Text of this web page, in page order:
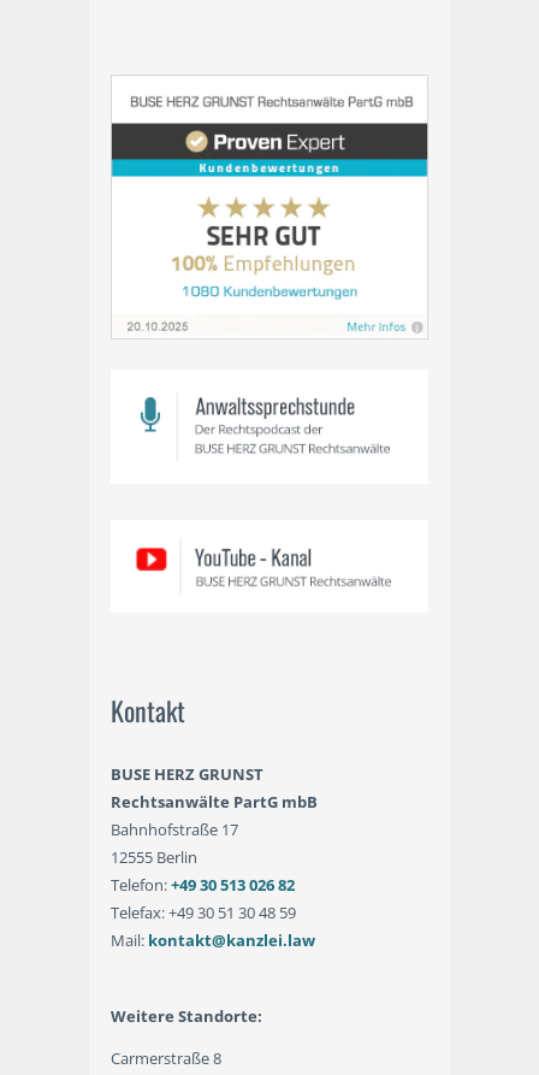
Kontakt
BUSE HERZ GRUNST
Rechtsanwälte PartG mbB
Bahnhofstraße 17
12555 Berlin
Telefon:+49 30 513 026 82
Telefax: +49 30 51 30 48 59
Mail: kontakt@kanzlei.law
Weitere Standorte:
Carmerstraße 8